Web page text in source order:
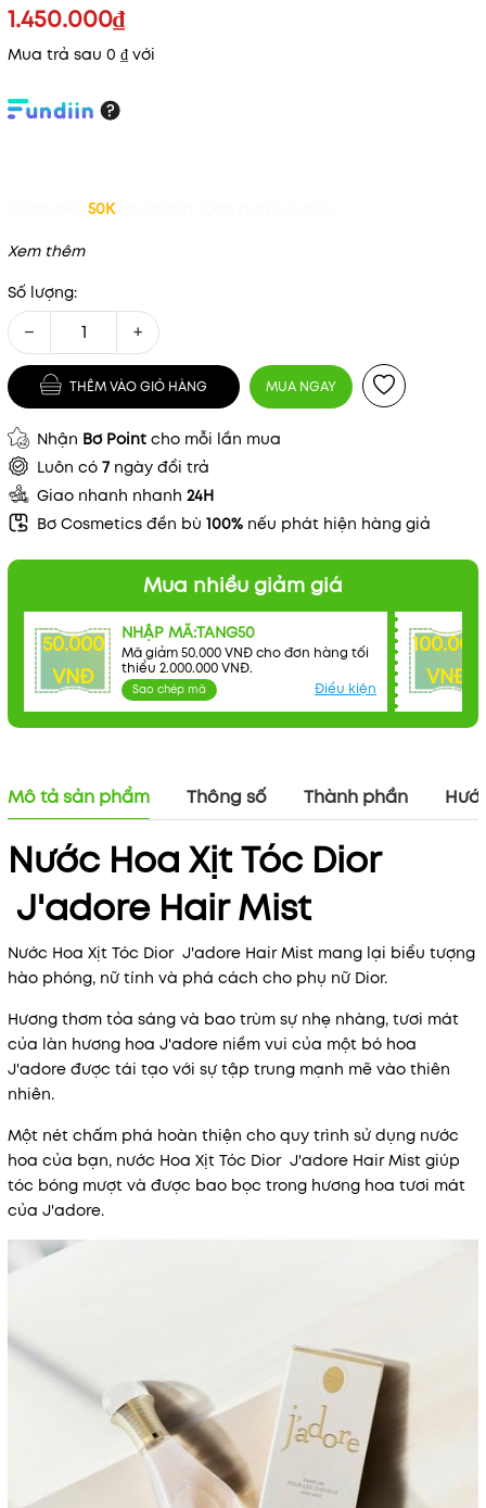
1.450.000₫
Mua trả sau 0 ₫ với
50K
Xem thêm
Số lượng:
− +
THÊM VÀO GIỎ HÀNG MUA NGAY
Nhận Bơ Point cho mỗi lần mua
Luôn có 7 ngày đổi trả
Giao nhanh nhanh 24H
Bơ Cosmetics đền bù 100% nếu phát hiện hàng giả
Mua nhiều giảm giá
50.000
VNĐ
NHẬP MÃ:TANG50
Mã giảm 50.000 VNĐ cho đơn hàng tối
thiểu 2.000.000 VNĐ.
Sao chép mã Điều kiện
100.000
VNĐ
Mã khuyến mãi:
Mô tả sản phẩm Thông số Thành phần
Nước Hoa Xịt Tóc Dior
J'adore Hair Mist
Nước Hoa Xịt Tóc Dior J'adore Hair Mist mang lại biểu tượng
hào phóng, nữ tính và phá cách cho phụ nữ Dior.
Hương thơm tỏa sáng và bao trùm sự nhẹ nhàng, tươi mát
của làn hương hoa J'adore niềm vui của một bó hoa
J'adore được tái tạo với sự tập trung mạnh mẽ vào thiên
nhiên.
Một nét chấm phá hoàn thiện cho quy trình sử dụng nước
hoa của bạn, nước Hoa Xịt Tóc Dior J'adore Hair Mist giúp
tóc bóng mượt và được bao bọc trong hương hoa tươi mát
của J'adore.